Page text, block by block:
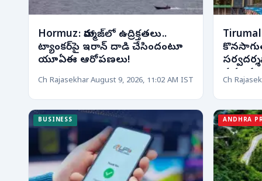
Hormuz: హార్ముజ్‌లో ఉద్రిక్తతలు..
ట్యాంకర్‌పై ఇరాన్ దాడి చేసిందంటూ
యూఏఈ ఆరోపణలు!
Ch RajasekharAugust 9, 2026, 11:02 AM IST Ch
BUSINESS ANDHRA